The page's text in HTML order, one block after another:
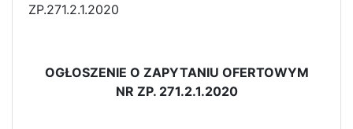
ZP.271.2.1.2020
OGŁOSZENIE O ZAPYTANIU OFERTOWYM
NR ZP. 271.2.1.2020